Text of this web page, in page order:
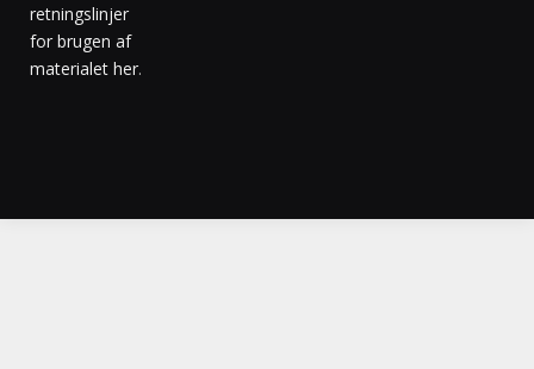
retningslinjer
for brugen af
materialet her.